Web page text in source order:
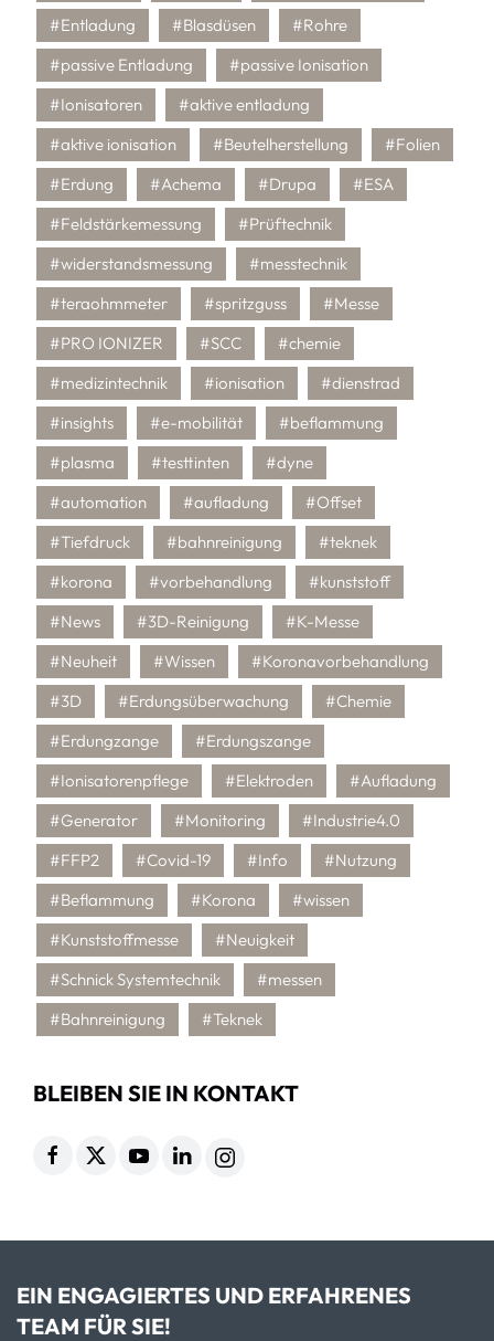
#Entladung #Blasdüsen
#Rohre
#passive Entladung
#passive Ionisation
#Ionisatoren
#aktive entladung
#aktive ionisation
#Beutelherstellung
#Folien
#Erdung
#Achema #Drupa
#ESA
#Feldstärkemessung
#Prüftechnik
#widerstandsmessung
#messtechnik
#teraohmmeter
#spritzguss
#Messe
#PRO IONIZER
#SCC
#chemie
#medizintechnik
#ionisation
#dienstrad
#insights
#e-mobilität
#beflammung
#plasma
#testtinten
#dyne
#automation
#aufladung
#Offset
#Tiefdruck
#bahnreinigung
#teknek
#korona
#vorbehandlung
#kunststoff
#News
#3D-Reinigung
#K-Messe
#Neuheit
#Wissen
#Koronavorbehandlung
#3D
#Erdungsüberwachung
#Chemie
#Erdungzange
#Erdungszange
#Ionisatorenpflege
#Elektroden
#Aufladung
#Generator
#Monitoring
#Industrie4.0
#FFP2
#Covid-19 #Info
#Nutzung
#Beflammung
#Korona
#wissen
#Kunststoffmesse
#Neuigkeit
#Schnick Systemtechnik
#messen
#Bahnreinigung
#Teknek
BLEIBEN SIE IN KONTAKT
EIN ENGAGIERTES UND ERFAHRENES
TEAM FÜR SIE!